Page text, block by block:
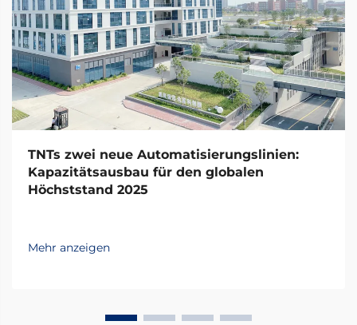
TNTs zwei neue Automatisierungslinien:
Kapazitätsausbau für den globalen
Höchststand 2025
Mehr anzeigen